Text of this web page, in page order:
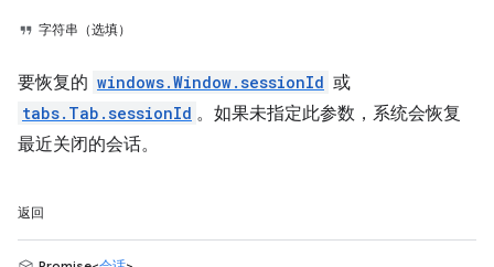
字符串（选填）
要恢复的 windows.Window.sessionId 或
tabs.Tab.sessionId 。如果未指定此参数，系统会恢复
最近关闭的会话。
返回